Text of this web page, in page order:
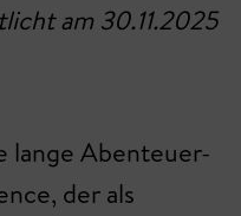
am 30.11.2025
lange Abenteuer-
der als